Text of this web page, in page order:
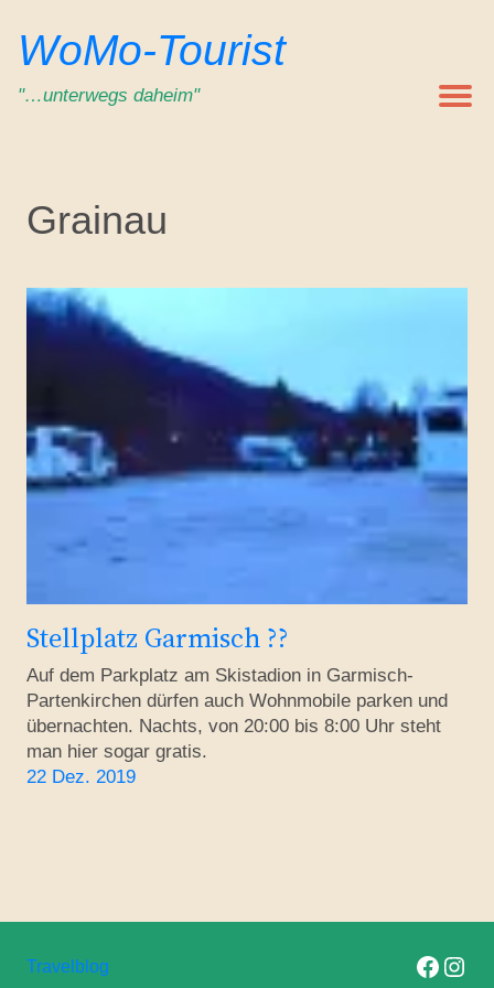
Inhalt
springen
WoMo-Tourist
"…unterwegs daheim"
Grainau
Stellplatz Garmisch ??
Auf dem Parkplatz am Skistadion in Garmisch-
Partenkirchen dürfen auch Wohnmobile parken und
übernachten. Nachts, von 20:00 bis 8:00 Uhr steht
man hier sogar gratis.
22 Dez. 2019
Travelblog Folge uns auf
Folge